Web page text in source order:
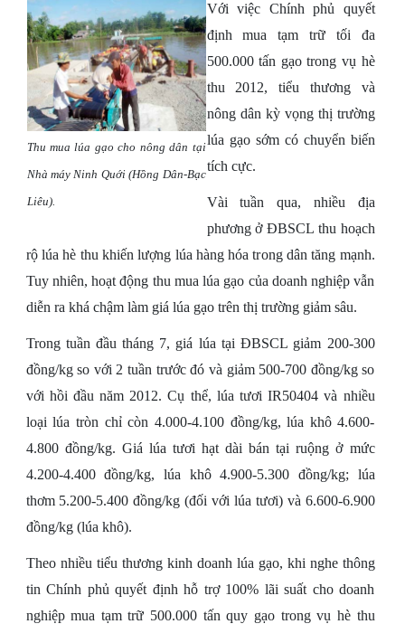
Thu mua lúa gạo cho nông dân tại
Nhà máy Ninh Quới (Hồng Dân-Bạc
Liêu).
Với việc Chính phủ quyết
định mua tạm trữ tối đa
500.000 tấn gạo trong vụ hè
thu 2012, tiểu thương và
nông dân kỳ vọng thị trường
lúa gạo sớm có chuyển biến
tích cực.
Vài tuần qua, nhiều địa
phương ở ĐBSCL thu hoạch
rộ lúa hè thu khiến lượng lúa hàng hóa trong dân tăng mạnh.
Tuy nhiên, hoạt động thu mua lúa gạo của doanh nghiệp vẫn
diễn ra khá chậm làm giá lúa gạo trên thị trường giảm sâu.
Trong tuần đầu tháng 7, giá lúa tại ĐBSCL giảm 200-300
đồng/kg so với 2 tuần trước đó và giảm 500-700 đồng/kg so
với hồi đầu năm 2012. Cụ thể, lúa tươi IR50404 và nhiều
loại lúa tròn chỉ còn 4.000-4.100 đồng/kg, lúa khô 4.600-
4.800 đồng/kg. Giá lúa tươi hạt dài bán tại ruộng ở mức
4.200-4.400 đồng/kg, lúa khô 4.900-5.300 đồng/kg; lúa
thơm 5.200-5.400 đồng/kg (đối với lúa tươi) và 6.600-6.900
đồng/kg (lúa khô).
Theo nhiều tiểu thương kinh doanh lúa gạo, khi nghe thông
tin Chính phủ quyết định hỗ trợ 100% lãi suất cho doanh
nghiệp mua tạm trữ 500.000 tấn quy gạo trong vụ hè thu